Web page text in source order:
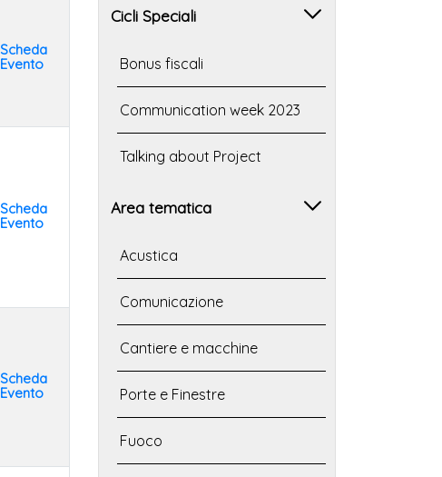
Scheda
Evento
Scheda
Evento
Scheda
Evento
Cicli Speciali
Bonus fiscali
Communication week 2023
Talking about Project
Area tematica
Acustica
Comunicazione
Cantiere e macchine
Porte e Finestre
Fuoco